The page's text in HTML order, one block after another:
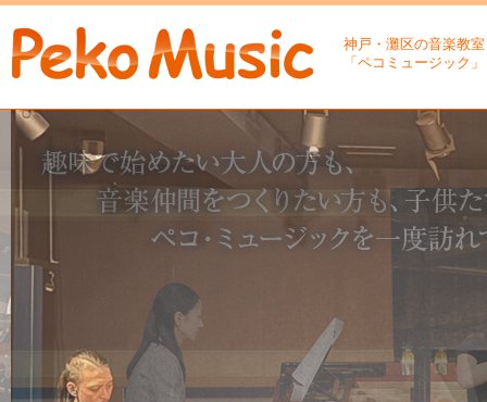
神戸・灘区の音楽教室
「ペコミュージック」